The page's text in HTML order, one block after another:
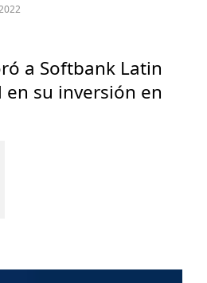
a Softbank Latin
en su inversión en